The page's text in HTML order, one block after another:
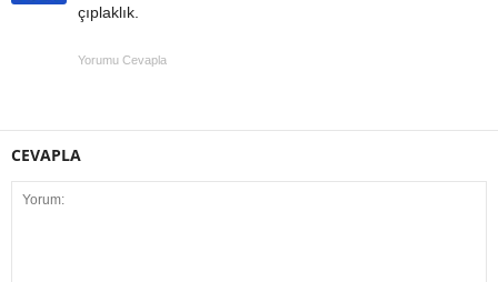
çıplaklık.
Yorumu Cevapla
CEVAPLA